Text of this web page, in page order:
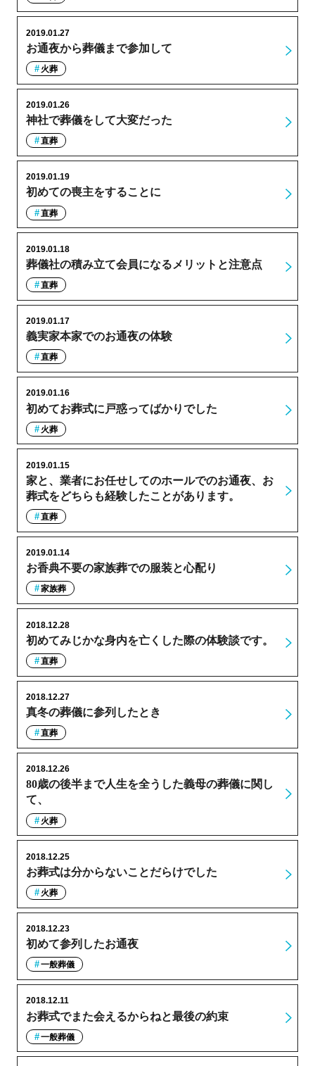
お通夜から葬儀まで参加して
2019.01.27
火葬
神社で葬儀をして大変だった
2019.01.26
直葬
初めての喪主をすることに
2019.01.19
直葬
葬儀社の積み立て会員になるメリットと注意点
2019.01.18
直葬
義実家本家でのお通夜の体験
2019.01.17
直葬
初めてお葬式に戸惑ってばかりでした
2019.01.16
火葬
家と、業者にお任せしてのホールでのお通夜、お
葬式をどちらも経験したことがあります。
2019.01.15
直葬
お香典不要の家族葬での服装と心配り
2019.01.14
家族葬
初めてみじかな身内を亡くした際の体験談です。
2018.12.28
直葬
真冬の葬儀に参列したとき
2018.12.27
直葬
80歳の後半まで人生を全うした義母の葬儀に関し
て、
2018.12.26
火葬
お葬式は分からないことだらけでした
2018.12.25
火葬
初めて参列したお通夜
2018.12.23
一般葬儀
お葬式でまた会えるからねと最後の約束
2018.12.11
一般葬儀